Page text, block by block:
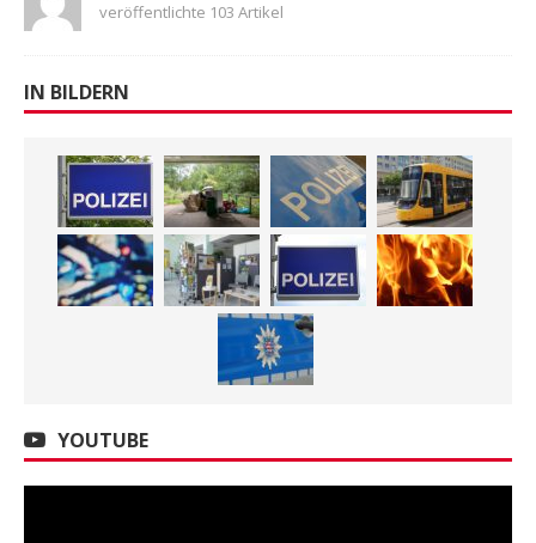
veröffentlichte 103 Artikel
IN BILDERN
YOUTUBE